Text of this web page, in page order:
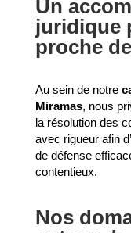
Un
juridique
proche
Au sein de notre
Miramas, nous
la résolution des
avec rigueur afin
de défense
contentieux.
Nos